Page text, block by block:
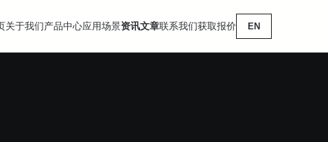
关于我们产品中心应用场景资讯文章联系我们获取报价 EN